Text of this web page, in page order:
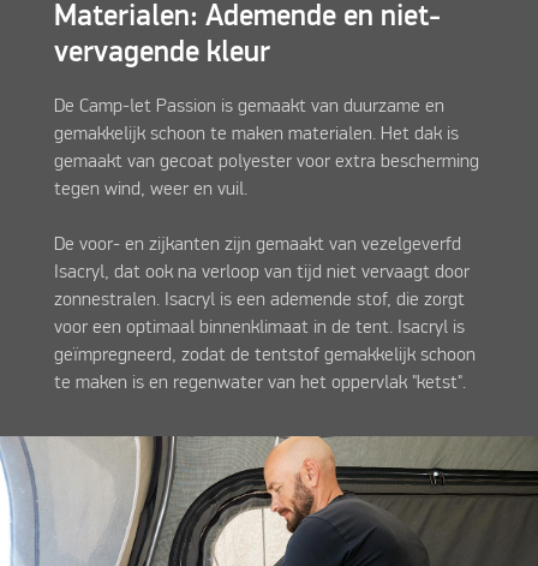
Materialen: Ademende en niet-
vervagende kleur
De Camp-let Passion is gemaakt van duurzame en
gemakkelijk schoon te maken materialen. Het dak is
gemaakt van gecoat polyester voor extra bescherming
tegen wind, weer en vuil.
De voor- en zijkanten zijn gemaakt van vezelgeverfd
Isacryl, dat ook na verloop van tijd niet vervaagt door
zonnestralen. Isacryl is een ademende stof, die zorgt
voor een optimaal binnenklimaat in de tent. Isacryl is
geïmpregneerd, zodat de tentstof gemakkelijk schoon
te maken is en regenwater van het oppervlak "ketst".